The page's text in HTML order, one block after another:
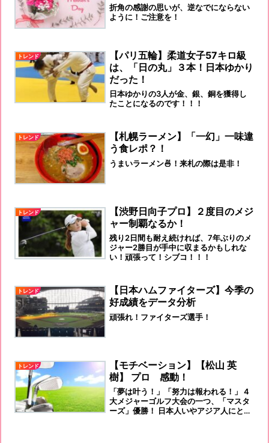
折角の感謝の思いが、逆なでにならない
ように！ご注意を！
トレンド
【パリ五輪】柔道女子57キロ級
は、「日の丸」３本！日本ゆかり
だった！
日本ゆかりの3人が金、銀、銅を獲得し
たことになるのです！！！
トレンド
【札幌ラーメン】「一幻」一味違
う食レポ？！
うまいラーメン🍜！来札の際は是非！
トレンド
【渋野日向子プロ】２度目のメジ
ャー制覇なるか！
残り2日間も耐え続ければ、7年ぶりのメ
ジャー2勝目が手中に収まるかもしれな
い！頑張って！シブコ！！！
トレンド
【日本ハムファイターズ】今季の
好成績をデータ分析
頑張れ！ファイターズ選手！
トレンド
【モチベーション】【松山 英
樹】 プロ 感動！
「夢は叶う！」「努力は報われる！」 4
大メジャーゴルフ大会の一つ、「マスタ
ーズ」優勝！ 日本人いやアジア人にとっ